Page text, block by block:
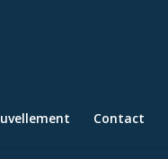
Contact